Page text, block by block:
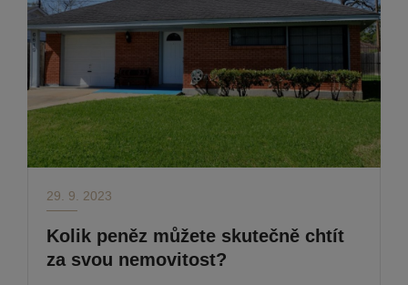
29. 9. 2023
Kolik peněz můžete skutečně chtít
za svou nemovitost?